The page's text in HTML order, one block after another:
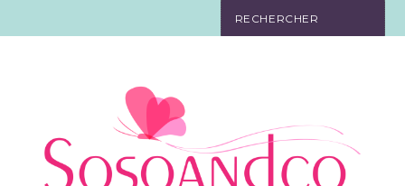
SO EN FORME